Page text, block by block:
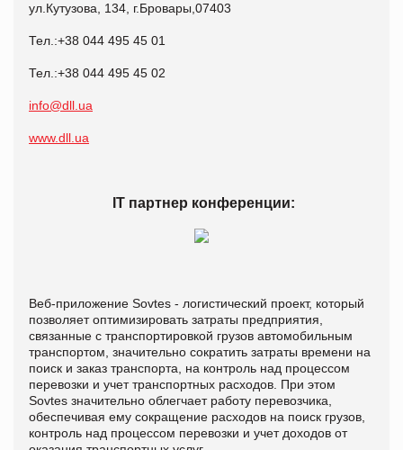
ул.Кутузова, 134, г.Бровары,07403
Тел.:+38 044 495 45 01
Тел.:+38 044 495 45 02
info@dll.ua
www.dll.ua
IT партнер конференции:
Веб-приложение Sovtes - логистический проект, который
позволяет оптимизировать затраты предприятия,
связанные с транспортировкой грузов автомобильным
транспортом, значительно сократить затраты времени на
поиск и заказ транспорта, на контроль над процессом
перевозки и учет транспортных расходов. При этом
Sovtes значительно облегчает работу перевозчика,
обеспечивая ему сокращение расходов на поиск грузов,
контроль над процессом перевозки и учет доходов от